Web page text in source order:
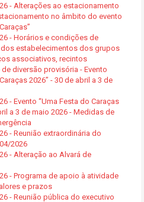
- Alterações ao estacionamento
no âmbito do evento
- Horários e condições de
estabelecimentos dos grupos
associativos, recintos
diversão provisória - Evento
2026” - 30 de abril a 3 de
- Evento “Uma Festa do Caraças
a 3 de maio 2026 - Medidas de
- Reunião extraordinária do
2026
- Alteração ao Alvará de
- Programa de apoio à atividade
e prazos
- Reunião pública do executivo